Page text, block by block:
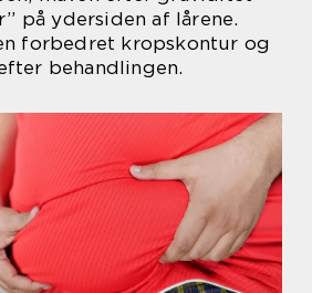
på ydersiden af lårene.
forbedret kropskontur og
behandlingen.